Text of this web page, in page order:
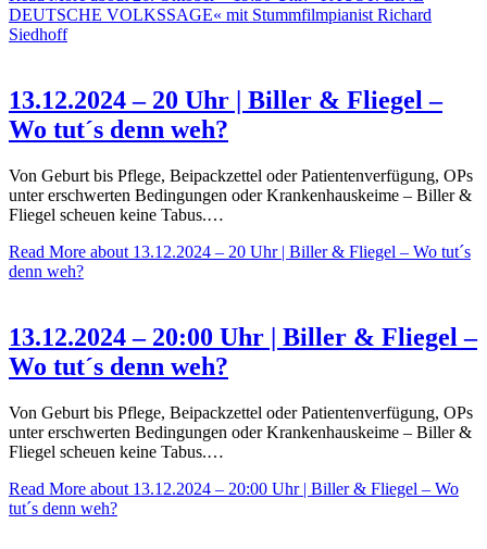
DEUTSCHE VOLKSSAGE« mit Stummfilmpianist Richard
Siedhoff
13.12.2024 – 20 Uhr | Biller & Fliegel –
Wo tut´s denn weh?
Von Geburt bis Pflege, Beipackzettel oder Patientenverfügung, OPs
unter erschwerten Bedingungen oder Krankenhauskeime – Biller &
Fliegel scheuen keine Tabus.…
Read More about 13.12.2024 – 20 Uhr | Biller & Fliegel – Wo tut´s
denn weh?
13.12.2024 – 20:00 Uhr | Biller & Fliegel –
Wo tut´s denn weh?
Von Geburt bis Pflege, Beipackzettel oder Patientenverfügung, OPs
unter erschwerten Bedingungen oder Krankenhauskeime – Biller &
Fliegel scheuen keine Tabus.…
Read More about 13.12.2024 – 20:00 Uhr | Biller & Fliegel – Wo
tut´s denn weh?